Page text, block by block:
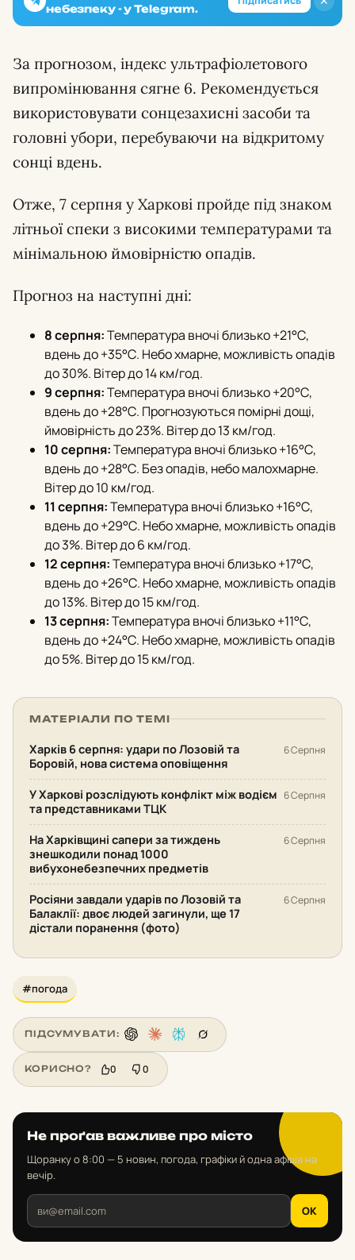
небезпеку - у Telegram.
За прогнозом, індекс ультрафіолетового
випромінювання сягне 6. Рекомендується
використовувати сонцезахисні засоби та
головні убори, перебуваючи на відкритому
сонці вдень.
Отже, 7 серпня у Харкові пройде під знаком
літньої спеки з високими температурами та
мінімальною ймовірністю опадів.
Прогноз на наступні дні:
8 серпня:Температура вночі близько +21°С,
вдень до +35°С. Небо хмарне, можливість опадів
до 30%. Вітер до 14 км/год.
9 серпня:Температура вночі близько +20°С,
вдень до +28°С. Прогнозуються помірні дощі,
ймовірність до 23%. Вітер до 13 км/год.
10 серпня:Температура вночі близько +16°С,
вдень до +28°С. Без опадів, небо малохмарне.
Вітер до 10 км/год.
11 серпня:Температура вночі близько +16°С,
вдень до +29°С. Небо хмарне, можливість опадів
до 3%. Вітер до 6 км/год.
12 серпня:Температура вночі близько +17°С,
вдень до +26°С. Небо хмарне, можливість опадів
до 13%. Вітер до 15 км/год.
13 серпня:Температура вночі близько +11°С,
вдень до +24°С. Небо хмарне, можливість опадів
до 5%. Вітер до 15 км/год.
МАТЕРІАЛИ ПО ТЕМІ
Харків 6 серпня: удари по Лозовій та
Боровій, нова система оповіщення
6 Серпня
У Харкові розслідують конфлікт між водієм
та представниками ТЦК
6 Серпня
На Харківщині сапери за тиждень
знешкодили понад 1000
вибухонебезпечних предметів
6 Серпня
Росіяни завдали ударів по Лозовій та
Балаклії: двоє людей загинули, ще 17
дістали поранення (фото)
6 Серпня
#погода
ПІДСУМУВАТИ:
КОРИСНО? 0 0
Не проґав важливе про місто
Щоранку о 8:00 — 5 новин, погода, графіки й одна афіша на
вечір.
OK